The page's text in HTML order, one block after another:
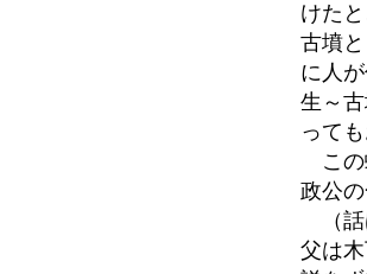
けた
古墳
に人
生～
って
この
政公
（話
父は